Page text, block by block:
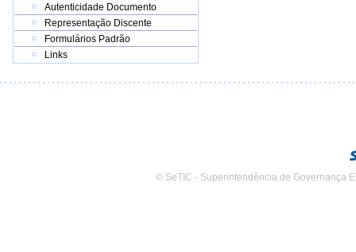
Autenticidade Documento
Representação Discente
Formulários Padrão
Links
© SeTIC - Superintendência de Governança